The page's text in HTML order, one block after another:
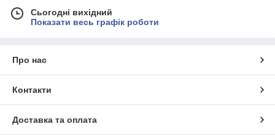
Сьогодні вихідний
Показати весь графік роботи
Про нас
Контакти
Доставка та оплата